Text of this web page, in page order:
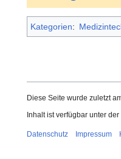
Kategorien:
Diese Seite wurde zuletzt
Inhalt ist verfügbar unter der
Datenschutz Impressum